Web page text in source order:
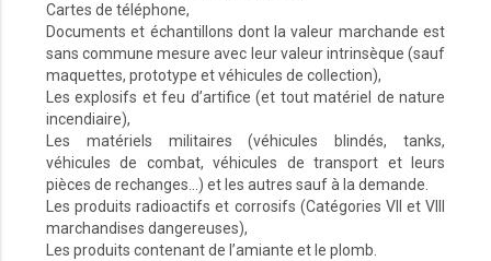
Cartes de téléphone,
Documents et échantillons dont la valeur marchande est
sans commune mesure avec leur valeur intrinsèque (sauf
maquettes, prototype et véhicules de collection),
Les explosifs et feu d’artifice (et tout matériel de nature
incendiaire),
Les matériels militaires (véhicules blindés, tanks,
véhicules de combat, véhicules de transport et leurs
pièces de rechanges…) et les autres sauf à la demande.
Les produits radioactifs et corrosifs (Catégories VII et VIII
marchandises dangereuses),
Les produits contenant de l’amiante et le plomb.